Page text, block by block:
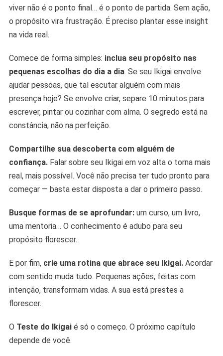
viver não é o ponto final… é o ponto de partida. Sem ação,
o propósito vira frustração. É preciso plantar esse insight
na vida real.
Comece de forma simples: inclua seu propósito nas
pequenas escolhas do dia a dia. Se seu Ikigai envolve
ajudar pessoas, que tal escutar alguém com mais
presença hoje? Se envolve criar, separe 10 minutos para
escrever, pintar ou cozinhar com alma. O segredo está na
constância, não na perfeição.
Compartilhe sua descoberta com alguém de
confiança.Falar sobre seu Ikigai em voz alta o torna mais
real, mais possível. Você não precisa ter tudo pronto para
começar — basta estar disposta a dar o primeiro passo.
Busque formas de se aprofundar:um curso, um livro,
uma mentoria… O conhecimento é adubo para seu
propósito florescer.
E por fim, crie uma rotina que abrace seu Ikigai.Acordar
com sentido muda tudo. Pequenas ações, feitas com
intenção, transformam vidas. A sua está prestes a
florescer.
O Teste do Ikigaié só o começo. O próximo capítulo
depende de você.